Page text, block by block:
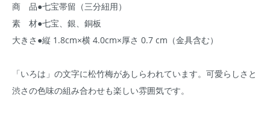
商 品●七宝帯留（三分紐用）
素 材●七宝、銀、銅板
大きさ●縦 1.8cm×横 4.0cm×厚さ 0.7 cm（金具含む）
「いろは」の文字に松竹梅があしらわれています。可愛らしさと
渋さの色味の組み合わせも楽しい雰囲気です。